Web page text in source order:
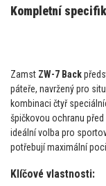
Kompletní
Zamst ZW-7 Back
páteře, navržený pro
kombinaci čtyř
špičkovou ochranu
ideální volba pro
potřebují maximální
Klíčové vlastnosti: